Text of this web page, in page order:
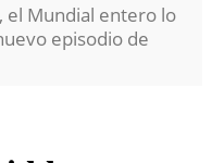
el Mundial entero lo
episodio de